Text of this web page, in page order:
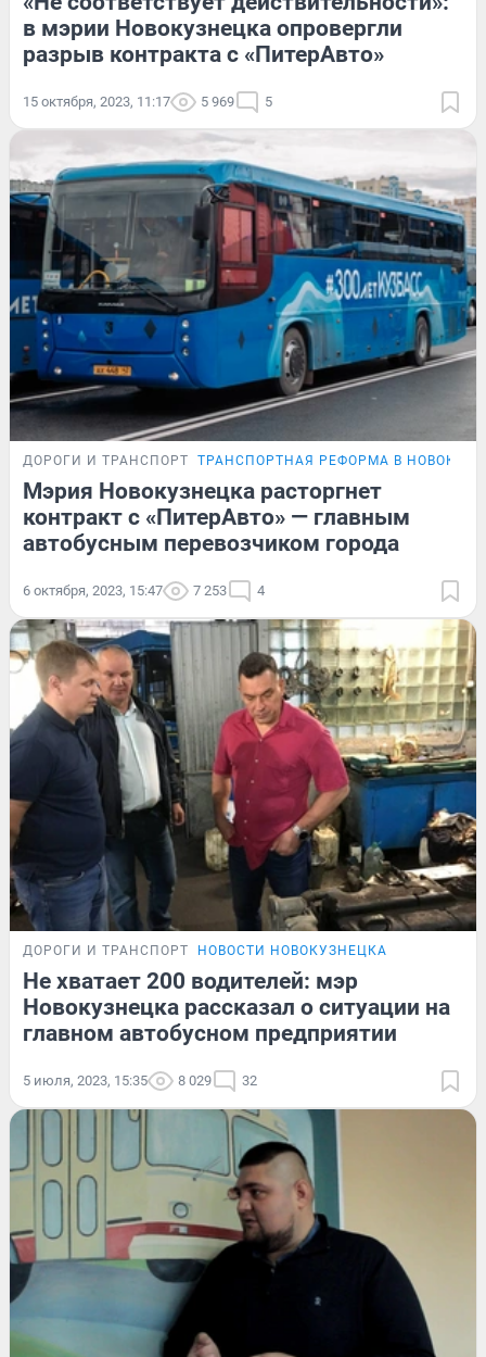
в мэрии Новокузнецка опровергли
разрыв контракта с «ПитерАвто»
15 октября, 2023, 11:17 5 969 5
ДОРОГИ И ТРАНСПОРТ ТРАНСПОРТНАЯ РЕФОРМА В
Мэрия Новокузнецка расторгнет
контракт с «ПитерАвто» — главным
автобусным перевозчиком города
6 октября, 2023, 15:47 7 253 4
ДОРОГИ И ТРАНСПОРТ НОВОСТИ НОВОКУЗНЕЦКА
Не хватает 200 водителей: мэр
Новокузнецка рассказал о ситуации на
главном автобусном предприятии
5 июля, 2023, 15:35 8 029 32